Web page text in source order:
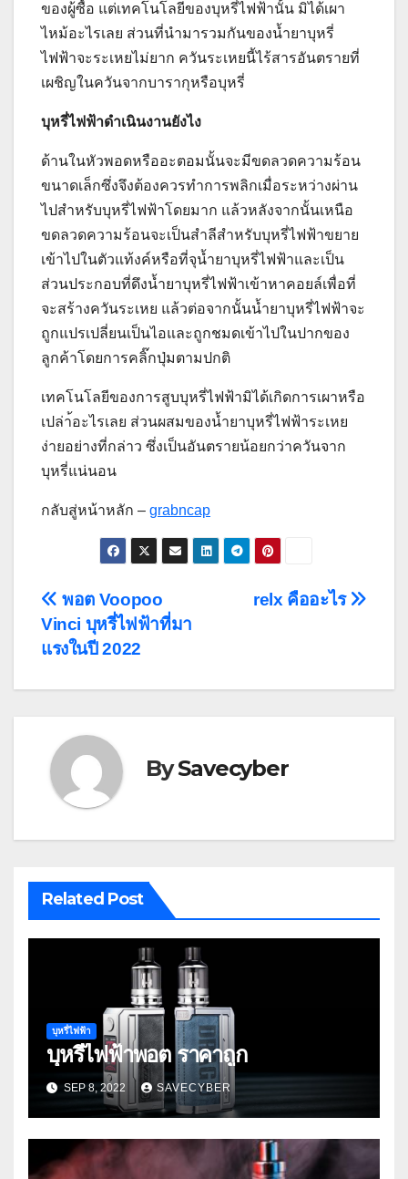
ของผู้ซื้อ แต่เทคโนโลยีของบุหรี่ไฟฟ้านั้น มิได้เผา
ไหม้อะไรเลย ส่วนที่นำมารวมกันของน้ำยาบุหรี่
ไฟฟ้าจะระเหยไม่ยาก ควันระเหยนี้ไร้สารอันตรายที่
เผชิญในควันจากบารากุหรือบุหรี่
บุหรี่ไฟฟ้าดำเนินงานยังไง
ด้านในหัวพอดหรืออะตอมนั้นจะมีขดลวดความร้อน
ขนาดเล็กซึ่งจึงต้องควรทำการพลิกเมื่อระหว่างผ่าน
ไปสำหรับบุหรี่ไฟฟ้าโดยมาก แล้วหลังจากนั้นเหนือ
ขดลวดความร้อนจะเป็นสำลีสำหรับบุหรี่ไฟฟ้าขยาย
เข้าไปในตัวแท้งค์หรือที่จุน้ำยาบุหรี่ไฟฟ้าและเป็น
ส่วนประกอบที่ดึงน้ำยาบุหรี่ไฟฟ้าเข้าหาคอยล์เพื่อที่
จะสร้างควันระเหย แล้วต่อจากนั้นน้ำยาบุหรี่ไฟฟ้าจะ
ถูกแปรเปลี่ยนเป็นไอและถูกชมดเข้าไปในปากของ
ลูกค้าโดยการคลิ๊กปุ่มตามปกติ
เทคโนโลยีของการสูบบุหรี่ไฟฟ้ามิได้เกิดการเผาหรือ
เปล่า้อะไรเลย ส่วนผสมของน้ำยาบุหรี่ไฟฟ้าระเหย
ง่ายอย่างที่กล่าว ซึ่งเป็นอันตรายน้อยกว่าควันจาก
บุหรี่แน่นอน
กลับสู่หน้าหลัก – grabncap
Post
navigation
relx คืออะไร
พอต Voopoo
Vinci บุหรี่ไฟฟ้าที่มา
แรงในปี 2022
BySavecyber
Related Post
บุหรี่ไฟฟ้า
บุหรี่ไฟฟ้าพอต ราคาถูก
SEP 8, 2022 SAVECYBER